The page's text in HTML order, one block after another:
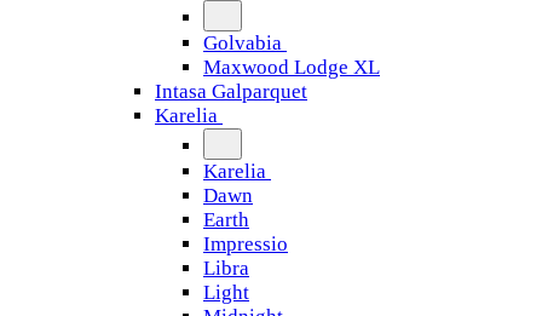
Golvabia
Maxwood Lodge XL
Intasa Galparquet
Karelia
Karelia
Dawn
Earth
Impressio
Libra
Light